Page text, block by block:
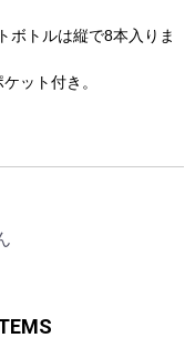
トへ進む
ボトルは縦で8本入りま
ット付き。